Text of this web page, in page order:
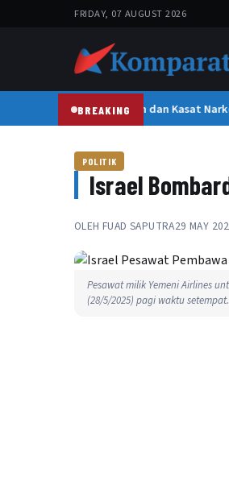
FRIDAY, 07 AUGUST 2026
BREAKING
Kapolresta Banda Aceh dan Kasat
POLITIK
Israel
OLEH FUAD SAPUTRA29 MAY
Pesawat milik Yemeni Airlines
(28/5/2025) pagi waktu